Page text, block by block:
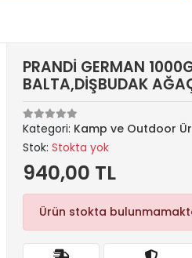
PRANDİ GERMAN
BALTA,DİŞBUDAK
Kategori: Kamp ve Outdoor
Stok:Stokta yok
940,00 TL
Ürün stokta